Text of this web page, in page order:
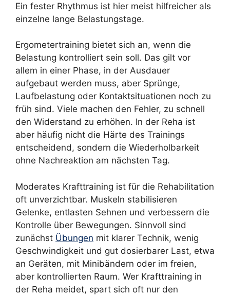
Ein fester Rhythmus ist hier meist hilfreicher als
einzelne lange Belastungstage.
Ergometertraining bietet sich an, wenn die
Belastung kontrolliert sein soll. Das gilt vor
allem in einer Phase, in der Ausdauer
aufgebaut werden muss, aber Sprünge,
Laufbelastung oder Kontaktsituationen noch zu
früh sind. Viele machen den Fehler, zu schnell
den Widerstand zu erhöhen. In der Reha ist
aber häufig nicht die Härte des Trainings
entscheidend, sondern die Wiederholbarkeit
ohne Nachreaktion am nächsten Tag.
Moderates Krafttraining ist für die Rehabilitation
oft unverzichtbar. Muskeln stabilisieren
Gelenke, entlasten Sehnen und verbessern die
Kontrolle über Bewegungen. Sinnvoll sind
zunächst Übungen mit klarer Technik, wenig
Geschwindigkeit und gut dosierbarer Last, etwa
an Geräten, mit Minibändern oder im freien,
aber kontrollierten Raum. Wer Krafttraining in
der Reha meidet, spart sich oft nur den